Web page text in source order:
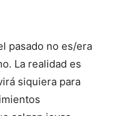
pasado no es/era
La realidad es
siquiera para